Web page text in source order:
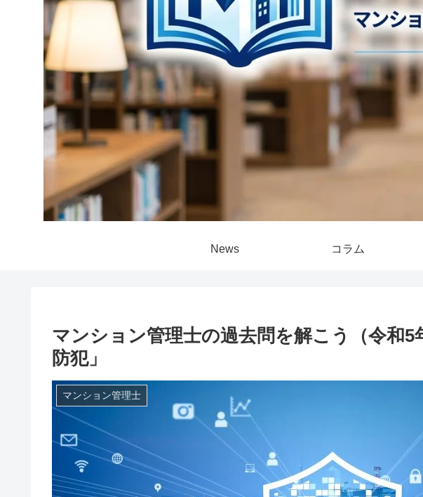
News コラム
マンション管理士の過去問を解こう（令和
防犯」
マンション管理士